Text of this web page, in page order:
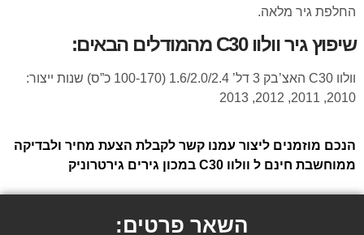
החלפת גיר מלאה.
שיפוץ גיר וולוו C30 מהמודלים הבאים:
וולוו C30 האצ’בק 3 דל’ 1.6/2.0/2.4 (100-170 כ”ס) שנות ייצור:
2010, 2011, 2012, 2013
הנכם מוזמנים ליצור עמנו קשר לקבלת הצעת מחיר ולבדיקה
ממוחשבת חינם ל וולוו C30 במכון גירים גירטרוניק
השאר פרטים: